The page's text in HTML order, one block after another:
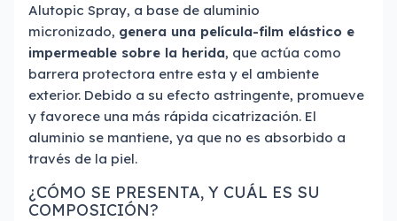
Alutopic Spray, a base de aluminio
micronizado, genera una película-film elástico e
impermeable sobre la herida, que actúa como
barrera protectora entre esta y el ambiente
exterior. Debido a su efecto astringente, promueve
y favorece una más rápida cicatrización. El
aluminio se mantiene, ya que no es absorbido a
través de la piel.
¿CÓMO SE PRESENTA, Y CUÁL ES SU
COMPOSICIÓN?